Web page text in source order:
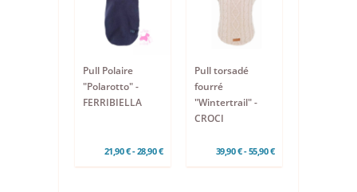
Pull Polaire
"Polarotto" -
FERRIBIELLA
21,90 € - 28,90 €
Pull torsadé
fourré
"Wintertrail" -
CROCI
39,90 € - 55,90 €